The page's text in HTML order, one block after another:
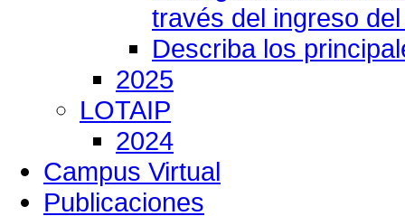
través del ingreso
Describa los
2025
LOTAIP
2024
Campus Virtual
Publicaciones